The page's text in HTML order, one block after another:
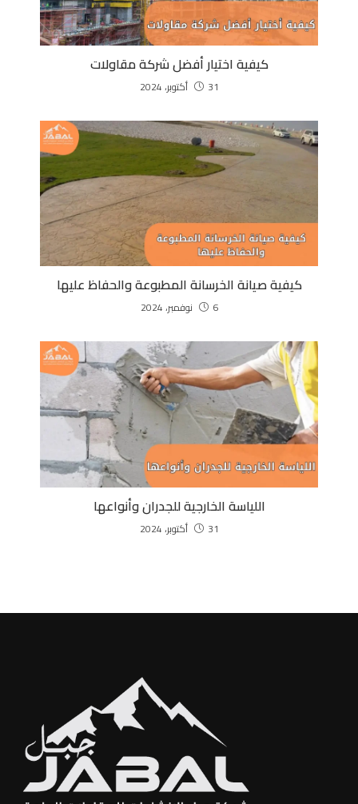
كيفية اختيار أفضل شركة مقاولات
31 أكتوبر، 2024
كيفية صيانة الخرسانة المطبوعة والحفاظ عليها
6 نوفمبر، 2024
اللياسة الخارجية للجدران وأنواعها
31 أكتوبر، 2024